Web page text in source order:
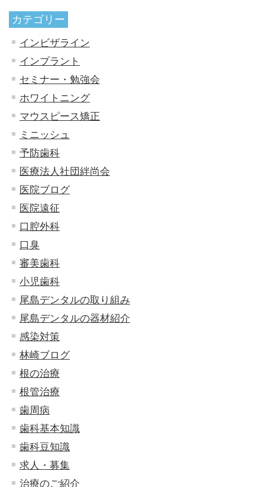
カテゴリー
インビザライン
インプラント
セミナー・勉強会
ホワイトニング
マウスピース矯正
ミニッシュ
予防歯科
医療法人社団絆尚会
医院ブログ
医院遠征
口腔外科
口臭
審美歯科
小児歯科
尾島デンタルの取り組み
尾島デンタルの器材紹介
感染対策
林崎ブログ
根の治療
根管治療
歯周病
歯科基本知識
歯科豆知識
求人・募集
治療のご紹介